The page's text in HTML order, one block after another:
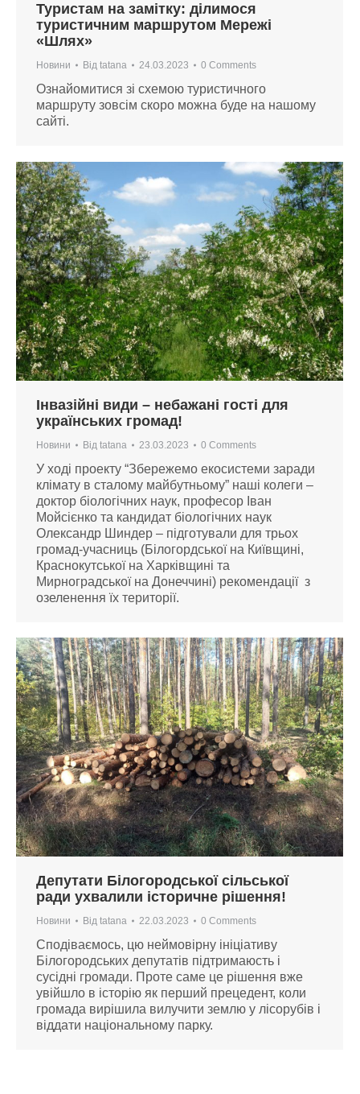
Туристам на замітку: ділимося
туристичним маршрутом Мережі
«Шлях»
Новини Від tatana 24.03.2023 0 Comments
Ознайомитися зі схемою туристичного
маршруту зовсім скоро можна буде на нашому
сайті.
Інвазійні види – небажані гості для
українських громад!
Новини Від tatana 23.03.2023 0 Comments
У ході проекту “Збережемо екосистеми заради
клімату в сталому майбутньому” наші колеги –
доктор біологічних наук, професор Іван
Мойсієнко та кандидат біологічних наук
Олександр Шиндер – підготували для трьох
громад-учасниць (Білогордської на Київщині,
Краснокутської на Харківщині та
Мирноградської на Донеччині) рекомендації з
озеленення їх території.
Депутати Білогородської сільської
ради ухвалили історичне рішення!
Новини Від tatana 22.03.2023 0 Comments
Сподіваємось, цю неймовірну ініціативу
Білогородських депутатів підтримаюсть і
сусідні громади. Проте саме це рішення вже
увійшло в історію як перший прецедент, коли
громада вирішила вилучити землю у лісорубів і
віддати національному парку.